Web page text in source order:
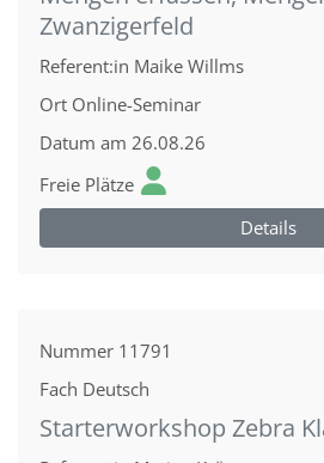
Zwanzigerfeld
Referent:in Maike Willms
Ort Online-Seminar
Datum am 26.08.26
Freie Plätze
Details
Nummer 11791
Fach Deutsch
Starterworkshop Zebra